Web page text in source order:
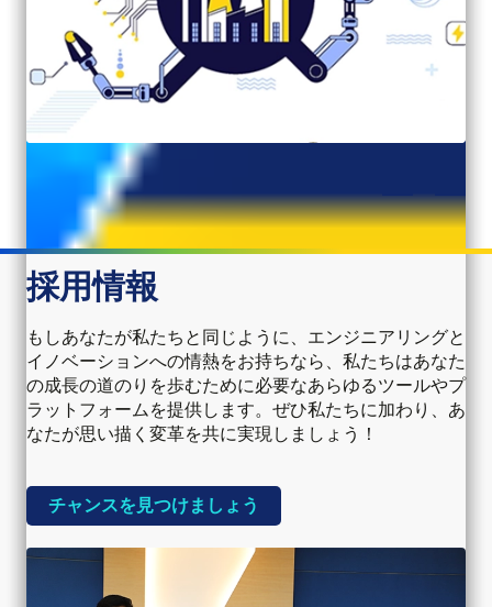
採用情報
もしあなたが私たちと同じように、エンジニアリングと
イノベーションへの情熱をお持ちなら、私たちはあなた
の成長の道のりを歩むために必要なあらゆるツールやプ
ラットフォームを提供します。ぜひ私たちに加わり、あ
なたが思い描く変革を共に実現しましょう！
チャンスを見つけましょう